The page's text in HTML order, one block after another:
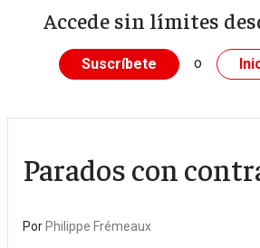
Pasar al contenido principal
Accede sin límites
Suscríbete o
Parados con
Por Philippe Frémeaux